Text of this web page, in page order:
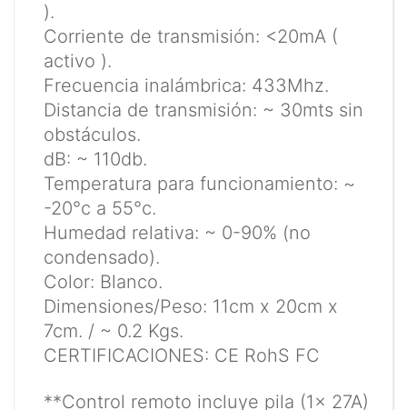
).
Corriente de transmisión: <20mA (
activo ).
Frecuencia inalámbrica: 433Mhz.
Distancia de transmisión: ~ 30mts sin
obstáculos.
dB: ~ 110db.
Temperatura para funcionamiento: ~
-20°c a 55°c.
Humedad relativa: ~ 0-90% (no
condensado).
Color: Blanco.
Dimensiones/Peso: 11cm x 20cm x
7cm. / ~ 0.2 Kgs.
CERTIFICACIONES: CE RohS FC
**Control remoto incluye pila (1x 27A)